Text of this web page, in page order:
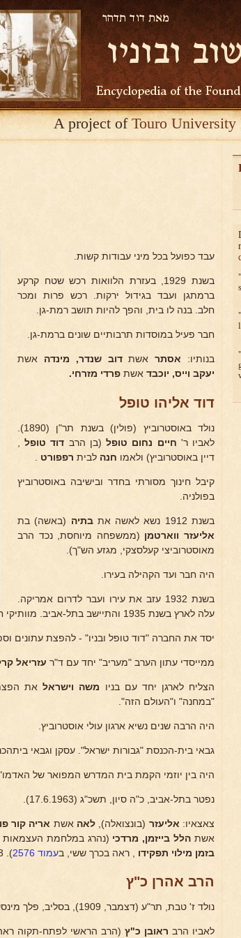
A project ofTouro
עבד כפועל בכל מיני עבודות קשות.
בשנת 1929, בעזרת הלוואות רכש שטח קרקע
ברמתגן ועבד בגידול ירקות. רכש פרות ומכר
חלב. בנה לו בית, והפך להיות תושב רמת-גן.
חבר פעיל במוסדות תרבותיים שונים ברמת-גן.
בנותיו: אסתראשתדוב שנדר, מינדה אשת
יעקב וייס, יוכבד אשת פרדי מזרחי.
דוד אליהו טופל
נולד באוסטרוביץ (פולין) בשנת תר"ן (1890).
לאביו ר' חיים נחום טופל (בן הרב דוד טופל,
דיין באוסטרוביץ) ולאמו חנה לבית רפפורט
קיבל חינוך מסורתי בחדר ובישיבה באוסטרוביץ
בפולניה.
בשנת 1912 נשא לאשה את בתיה (באשה) בת
אליעזר ווארטמן (ממשפחה מיוחסת, נכד הרב
מאוסטרוביצי קעלסצקי, מגזע הש"ך).
היה חבר ועד הקהילה בעירו.
בשנת 1932 עזב את עירו ועבר לדרום אמריקה.
עלה לארץ בשנת 1935 והתיישב בתל-אביב. מוותיקי חסידי מודז'יץ בתל-אביב.
יסד את החברה "דוד טופל ובניו" - להפצת עתונים
ממייסדי עתון הערב "מעריב" יחד עם ד"ר עזריאל
הצליח לארגן יחד עם בניו משה וישראל את
"במחנה" ו"העולם הזה".
היה הרבה שנים נשיא ארגון עולי אוסטרוביץ.
גבאי בית-הכנסת "גבורות ישראל". עסקן וגבאי
היה בין יוזמי הקמת בית המדרש המפואר של
נפטר בתל-אביב, כ"ה סיון, תשכ"ג (17.6.1963).
צאצאיו: אליעזר (בונצואלה),לאה אשת אריה קור
אשת הלל בייזמן, מרדכי (נהרג במלחמת
בזמן מילוי תפקידו , ראה בכרך ששי, בעמוד 2576 ). 23 נכדים ושני נינים.
הרב אהרן כ"ץ
נולד ז' טבת, תר"ע (דצמבר, 1909), בסליב, פלך מינסק, רוסיה הלבנה.
לאביו הרב ראובן כ"ץ (הרב הראשי לפתח-תקוה